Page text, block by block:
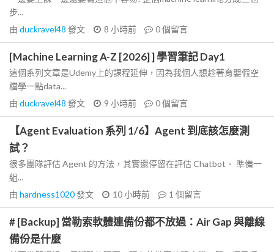
步...
由 duckravel48 發文 8 小時前 0個留言
[Machine Learning A-Z [2026] ] 學習筆記 Day1
這個系列文章是Udemy上的課程延伸，因為我個人想趁著育嬰假空
檔學一點data...
由 duckravel48 發文 9 小時前 0個留言
【Agent Evaluation 系列 1/6】Agent 到底該怎麼測
試？
很多團隊評估 Agent 的方法，其實還停留在評估 Chatbot。 準備一
組...
由 hardness1020發文 10 小時前 1 個留言
# [Backup] 當勒索軟體連備份都不放過：Air Gap 與離線
備份是什麼